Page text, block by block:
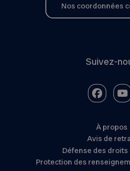
Nos coordonnées
Suivez-
À propos
Avis de
Défense des
Protection des